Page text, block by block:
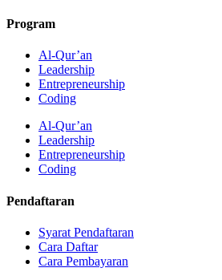
Program
Al-Qur’an
Leadership
Entrepreneurship
Coding
Al-Qur’an
Leadership
Entrepreneurship
Coding
Pendaftaran
Syarat Pendaftaran
Cara Daftar
Cara Pembayaran